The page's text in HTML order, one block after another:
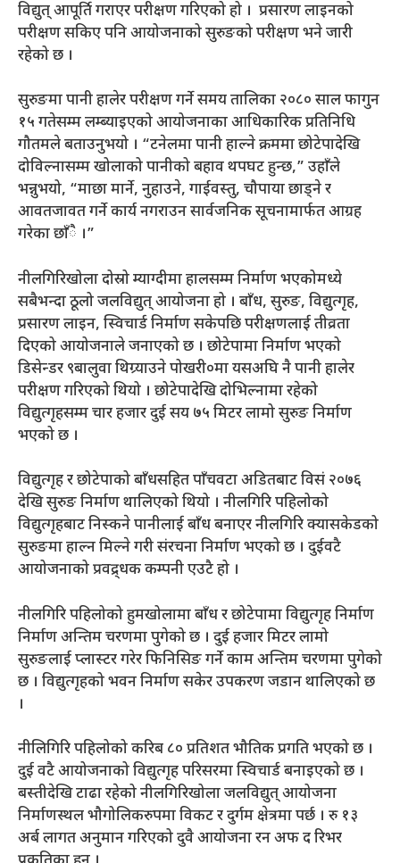
विद्युत् आपूर्ति गराएर परीक्षण गरिएको हो । प्रसारण लाइनको
परीक्षण सकिए पनि आयोजनाको सुरुङको परीक्षण भने जारी
रहेको छ ।
सुरुङमा पानी हालेर परीक्षण गर्ने समय तालिका २०८० साल फागुन
१५ गतेसम्म लम्ब्याइएको आयोजनाका आधिकारिक प्रतिनिधि
गौतमले बताउनुभयो । “टनेलमा पानी हाल्ने क्रममा छोटेपादेखि
दोविल्नासम्म खोलाको पानीको बहाव थपघट हुन्छ,” उहाँले
भन्नुभयो, “माछा मार्ने, नुहाउने, गाईवस्तु, चौपाया छाड्ने र
आवतजावत गर्ने कार्य नगराउन सार्वजनिक सूचनामार्फत आग्रह
गरेका छाँै ।”
नीलगिरिखोला दोस्रो म्याग्दीमा हालसम्म निर्माण भएकोमध्ये
सबैभन्दा ठूलो जलविद्युत् आयोजना हो । बाँध, सुरुङ, विद्युत्गृह,
प्रसारण लाइन, स्विचार्ड निर्माण सकेपछि परीक्षणलाई तीव्रता
दिएको आयोजनाले जनाएको छ । छोटेपामा निर्माण भएको
डिसेन्डर ९बालुवा थिग्र्याउने पोखरी०मा यसअघि नै पानी हालेर
परीक्षण गरिएको थियो । छोटेपादेखि दोभिल्नामा रहेको
विद्युत्गृहसम्म चार हजार दुई सय ७५ मिटर लामो सुरुङ निर्माण
भएको छ ।
विद्युत्गृह र छोटेपाको बाँधसहित पाँचवटा अडितबाट विसं २०७६
देखि सुरुङ निर्माण थालिएको थियो । नीलगिरि पहिलोको
विद्युत्गृहबाट निस्कने पानीलाई बाँध बनाएर नीलगिरि क्यासकेडको
सुरुङमा हाल्न मिल्ने गरी संरचना निर्माण भएको छ । दुईवटै
आयोजनाको प्रवद्र्धक कम्पनी एउटै हो ।
नीलगिरि पहिलोको हुमखोलामा बाँध र छोटेपामा विद्युत्गृह निर्माण
निर्माण अन्तिम चरणमा पुगेको छ । दुई हजार मिटर लामो
सुरुङलाई प्लास्टर गरेर फिनिसिङ गर्ने काम अन्तिम चरणमा पुगेको
छ । विद्युत्गृहको भवन निर्माण सकेर उपकरण जडान थालिएको छ
।
नीलिगिरि पहिलोको करिब ८० प्रतिशत भौतिक प्रगति भएको छ ।
दुई वटै आयोजनाको विद्युत्गृह परिसरमा स्विचार्ड बनाइएको छ ।
बस्तीदेखि टाढा रहेको नीलगिरिखोला जलविद्युत् आयोजना
निर्माणस्थल भौगोलिकरुपमा विकट र दुर्गम क्षेत्रमा पर्छ । रु १३
अर्ब लागत अनुमान गरिएको दुवै आयोजना रन अफ द रिभर